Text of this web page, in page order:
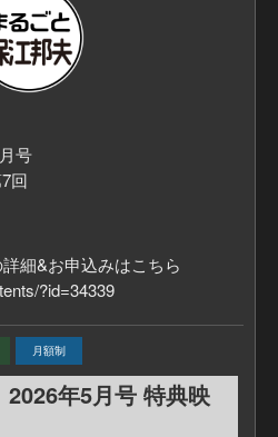
号
回
細&お申込みはこちら
?id=34339
月額制
2026年5月号 特典映